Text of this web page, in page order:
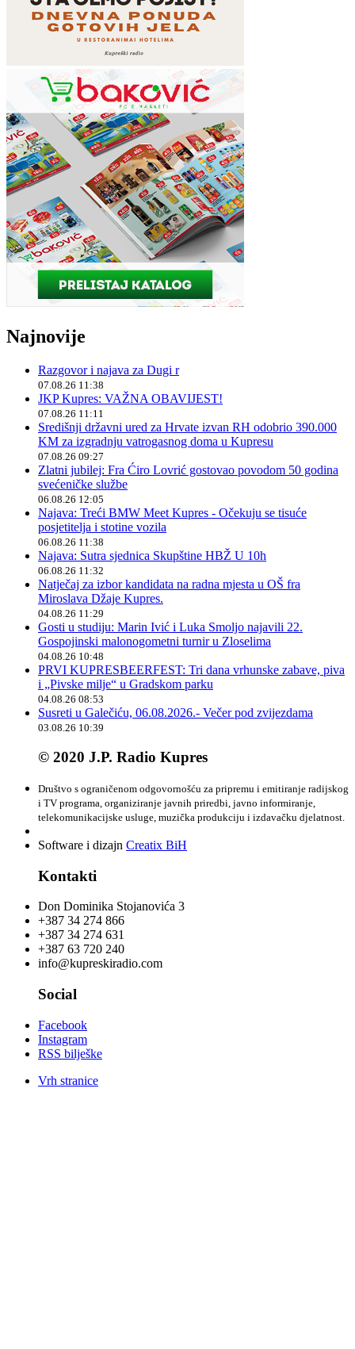
Najnovije
Razgovor i najava za Dugi r
07.08.26 11:38
JKP Kupres: VAŽNA OBAVIJEST!
07.08.26 11:11
Središnji državni ured za Hrvate izvan RH odobrio 390.000
KM za izgradnju vatrogasnog doma u Kupresu
07.08.26 09:27
Zlatni jubilej: Fra Ćiro Lovrić gostovao povodom 50 godina
svećeničke službe
06.08.26 12:05
Najava: Treći BMW Meet Kupres - Očekuju se tisuće
posjetitelja i stotine vozila
06.08.26 11:38
Najava: Sutra sjednica Skupštine HBŽ U 10h
06.08.26 11:32
Natječaj za izbor kandidata na radna mjesta u OŠ fra
Miroslava Džaje Kupres.
04.08.26 11:29
Gosti u studiju: Marin Ivić i Luka Smoljo najavili 22.
Gospojinski malonogometni turnir u Zloselima
04.08.26 10:48
PRVI KUPRESBEERFEST: Tri dana vrhunske zabave, piva
i „Pivske milje“ u Gradskom parku
04.08.26 08:53
Susreti u Galečiću, 06.08.2026.- Večer pod zvijezdama
03.08.26 10:39
© 2020 J.P. Radio Kupres
Društvo s ograničenom odgovornošću za pripremu i emitiranje radijskog
i TV programa, organiziranje javnih priredbi, javno informiranje,
telekomunikacijske usluge, muzička produkciju i izdavačku djelatnost.
Software i dizajn Creatix BiH
Kontakti
Don Dominika Stojanovića 3
+387 34 274 866
+387 34 274 631
+387 63 720 240
info@kupreskiradio.com
Social
Facebook
Instagram
RSS bilješke
Vrh stranice